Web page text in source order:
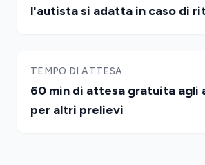
l'autista si adatta in caso di
TEMPO DI ATTESA
60 min di attesa gratuita agli
per altri prelievi